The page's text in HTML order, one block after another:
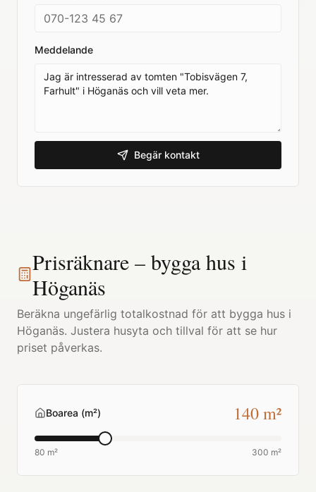
Meddelande
Begär kontakt
Prisräknare – bygga hus i
Höganäs
Beräkna ungefärlig totalkostnad för att bygga hus i
Höganäs. Justera husyta och tillval för att se hur
priset påverkas.
Boarea (m²) 140m²
80 m² 300 m²